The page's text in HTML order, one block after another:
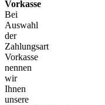
Vorkasse
Bei
Auswahl
der
Zahlungsart
Vorkasse
nennen
wir
Ihnen
unsere